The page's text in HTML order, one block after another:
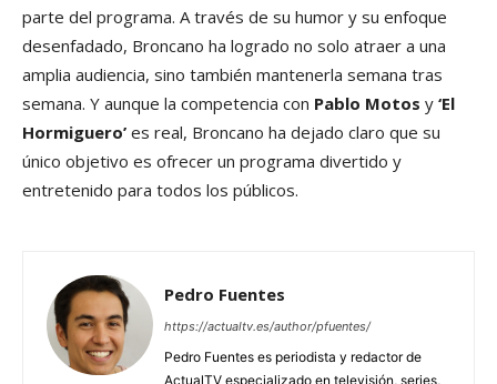
parte del programa. A través de su humor y su enfoque
desenfadado, Broncano ha logrado no solo atraer a una
amplia audiencia, sino también mantenerla semana tras
semana. Y aunque la competencia con Pablo Motos y ‘El
Hormiguero’ es real, Broncano ha dejado claro que su
único objetivo es ofrecer un programa divertido y
entretenido para todos los públicos.
Pedro Fuentes
https://actualtv.es/author/pfuentes/
Pedro Fuentes es periodista y redactor de
ActualTV especializado en televisión, series,